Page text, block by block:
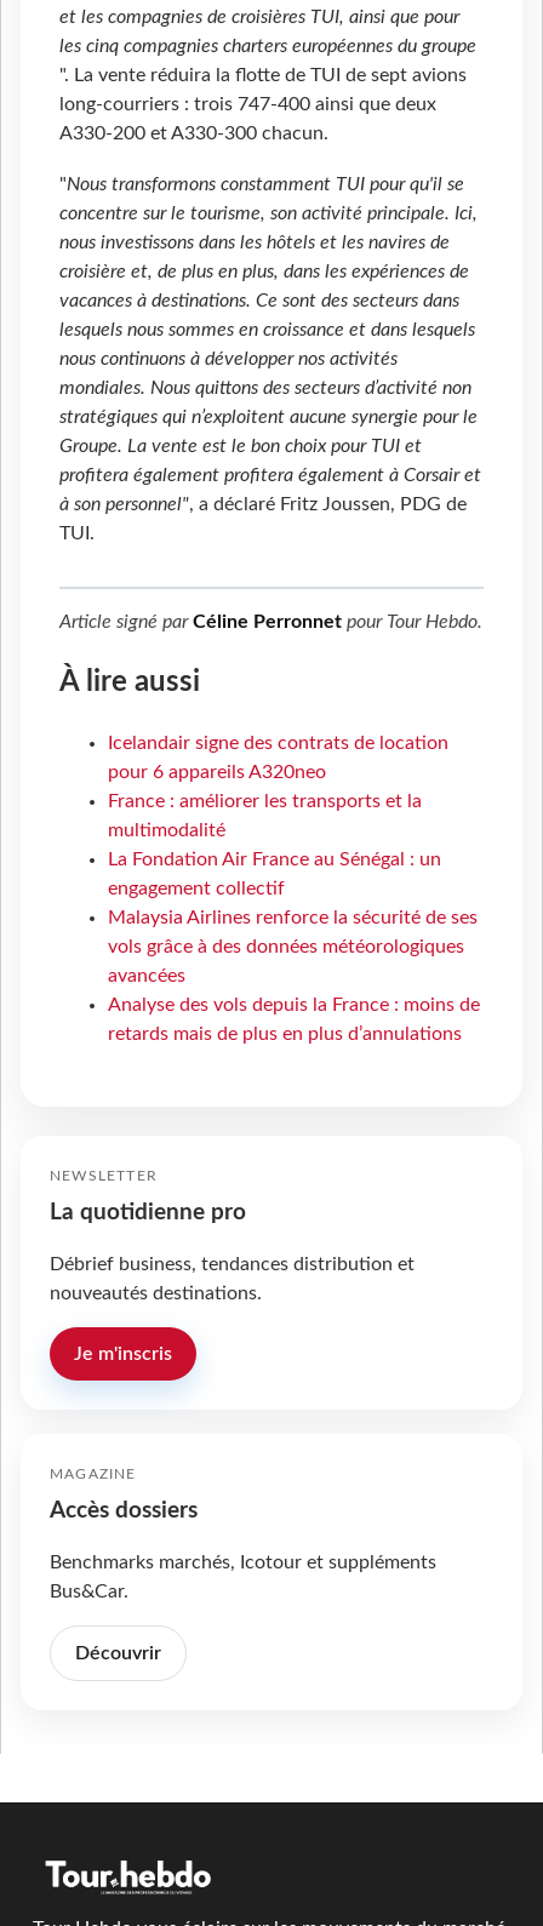
et les compagnies de croisières TUI, ainsi que pour
les cinq compagnies charters européennes du groupe
". La vente réduira la flotte de TUI de sept avions
long-courriers : trois 747-400 ainsi que deux
A330-200 et A330-300 chacun.
"Nous transformons constamment TUI pour qu'il se
concentre sur le tourisme, son activité principale. Ici,
nous investissons dans les hôtels et les navires de
croisière et, de plus en plus, dans les expériences de
vacances à destinations. Ce sont des secteurs dans
lesquels nous sommes en croissance et dans lesquels
nous continuons à développer nos activités
mondiales. Nous quittons des secteurs d’activité non
stratégiques qui n’exploitent aucune synergie pour le
Groupe. La vente est le bon choix pour TUI et
profitera également profitera également à Corsair et
à son personnel", a déclaré Fritz Joussen, PDG de
TUI.
Article signé parCéline Perronnet pour Tour Hebdo.
À lire aussi
Icelandair signe des contrats de location
pour 6 appareils A320neo
France : améliorer les transports et la
multimodalité
La Fondation Air France au Sénégal : un
engagement collectif
Malaysia Airlines renforce la sécurité de ses
vols grâce à des données météorologiques
avancées
Analyse des vols depuis la France : moins de
retards mais de plus en plus d’annulations
NEWSLETTER
La quotidienne pro
Débrief business, tendances distribution et
nouveautés destinations.
Je m'inscris
MAGAZINE
Accès dossiers
Benchmarks marchés, Icotour et suppléments
Bus&Car.
Découvrir